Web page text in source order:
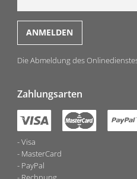
Die Abmeldung des
Zahlungsarten
Visa
MasterCard
PayPal